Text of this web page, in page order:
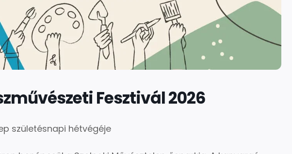
Fesztivál 2026
születésnapi hétvégéje